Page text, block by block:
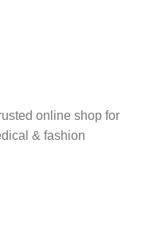
online shop for
& fashion